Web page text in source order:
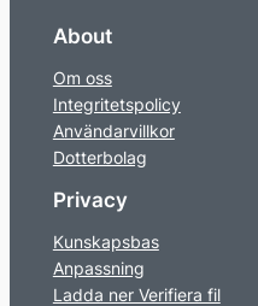
About
Om oss
Integritetspolicy
Användarvillkor
Dotterbolag
Privacy
Kunskapsbas
Anpassning
Ladda ner Verifiera fil